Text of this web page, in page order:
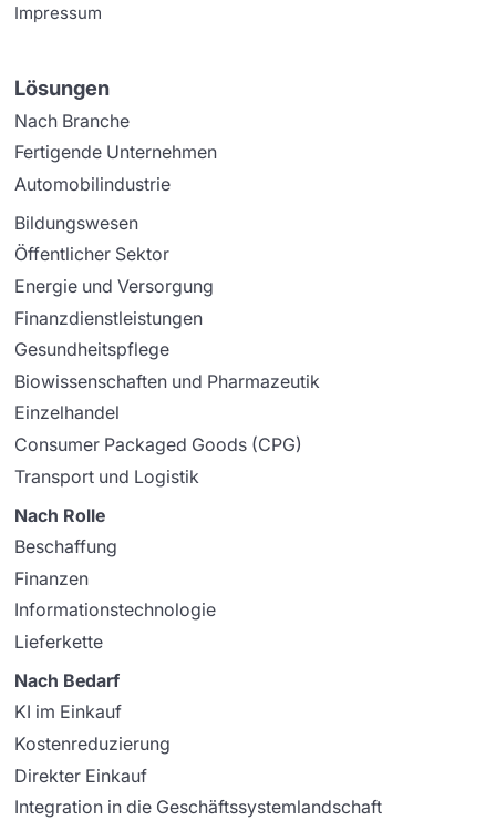
Impressum
Lösungen
Nach Branche
Fertigende Unternehmen
Automobilindustrie
Bildungswesen
Öffentlicher Sektor
Energie und Versorgung
Finanzdienstleistungen
Gesundheitspflege
Biowissenschaften und Pharmazeutik
Einzelhandel
Consumer Packaged Goods (CPG)
Transport und Logistik
Nach Rolle
Beschaffung
Finanzen
Informationstechnologie
Lieferkette
Nach Bedarf
KI im Einkauf
Kostenreduzierung
Direkter Einkauf
Integration in die Geschäftssystemlandschaft